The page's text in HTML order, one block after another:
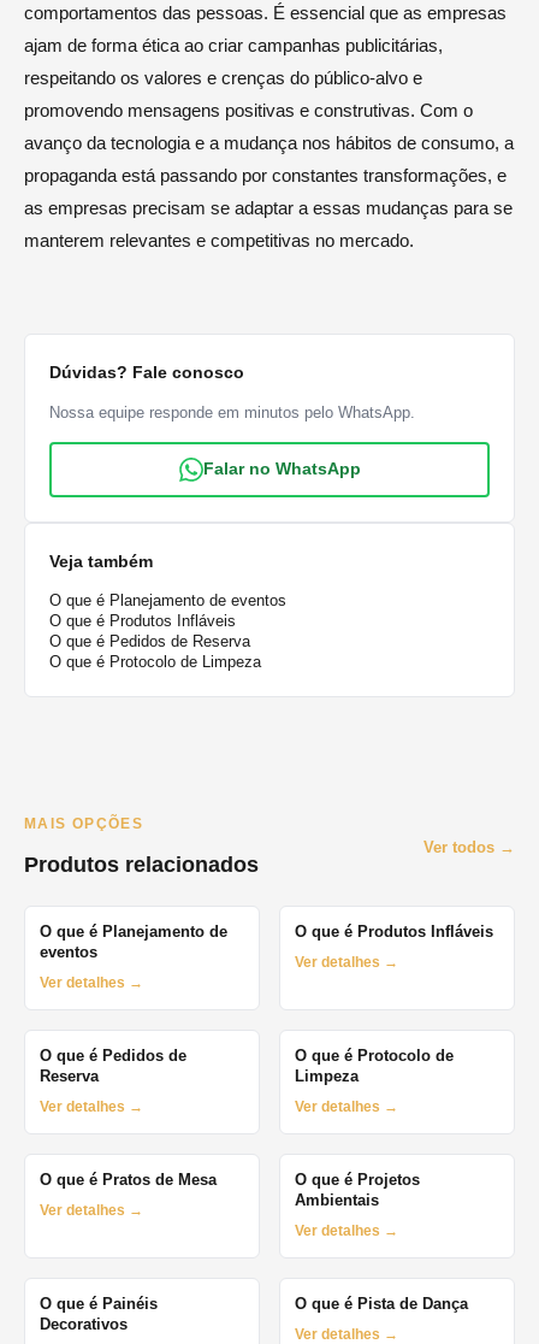
comportamentos das pessoas. É essencial que as empresas
ajam de forma ética ao criar campanhas publicitárias,
respeitando os valores e crenças do público-alvo e
promovendo mensagens positivas e construtivas. Com o
avanço da tecnologia e a mudança nos hábitos de consumo, a
propaganda está passando por constantes transformações, e
as empresas precisam se adaptar a essas mudanças para se
manterem relevantes e competitivas no mercado.
Dúvidas? Fale conosco
Nossa equipe responde em minutos pelo WhatsApp.
Falar no WhatsApp
Veja também
O que é Planejamento de eventos
O que é Produtos Infláveis
O que é Pedidos de Reserva
O que é Protocolo de Limpeza
MAIS OPÇÕES
Produtos relacionados
Ver todos →
O que é Planejamento de
eventos
Ver detalhes →
O que é Produtos Infláveis
Ver detalhes →
O que é Pedidos de
Reserva
Ver detalhes →
O que é Protocolo de
Limpeza
Ver detalhes →
O que é Pratos de Mesa
Ver detalhes →
O que é Projetos
Ambientais
Ver detalhes →
O que é Painéis
Decorativos
O que é Pista de Dança
Ver detalhes →